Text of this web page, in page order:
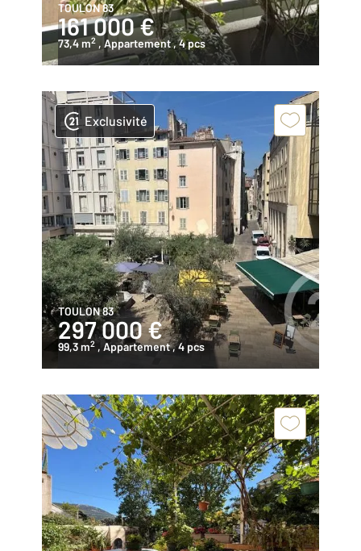
TOULON 83
161 000 €
73,4 m2 , Appartement, 4 pcs
Exclusivité
TOULON 83
297 000 €
99,3 m2 , Appartement, 4 pcs